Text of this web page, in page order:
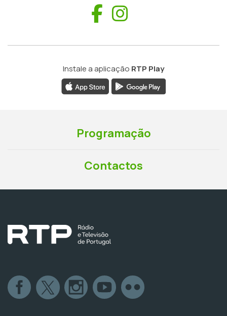
Facebook
Instale a aplicação RTP Play
Programação
Contactos